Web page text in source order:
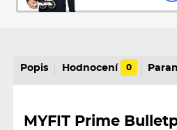
Popis Hodnocení 0
MYFIT Prime